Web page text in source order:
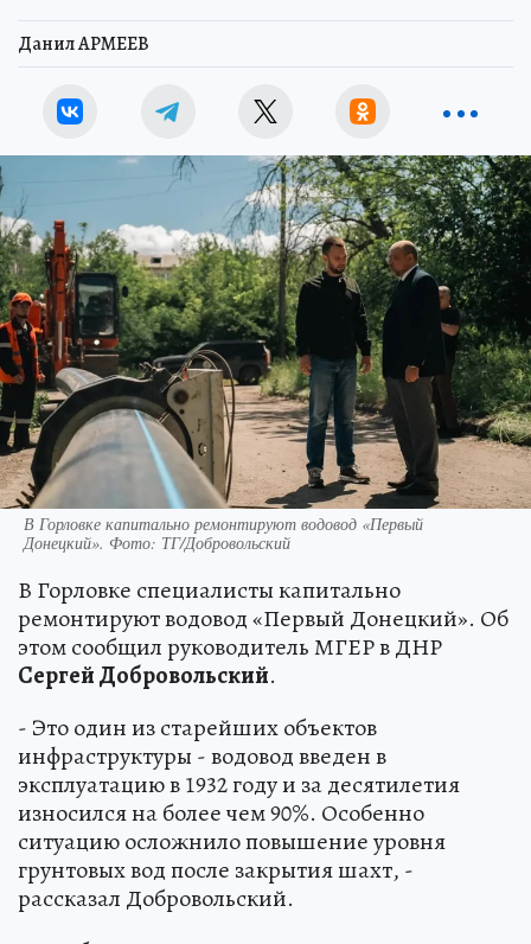
Данил АРМЕЕВ
В Горловке капитально ремонтируют водовод «Первый
Донецкий». Фото: ТГ/Добровольский
В Горловке специалисты капитально
ремонтируют водовод «Первый Донецкий». Об
этом сообщил руководитель МГЕР в ДНР
Сергей Добровольский.
- Это один из старейших объектов
инфраструктуры - водовод введен в
эксплуатацию в 1932 году и за десятилетия
износился на более чем 90%. Особенно
ситуацию осложнило повышение уровня
грунтовых вод после закрытия шахт, -
рассказал Добровольский.